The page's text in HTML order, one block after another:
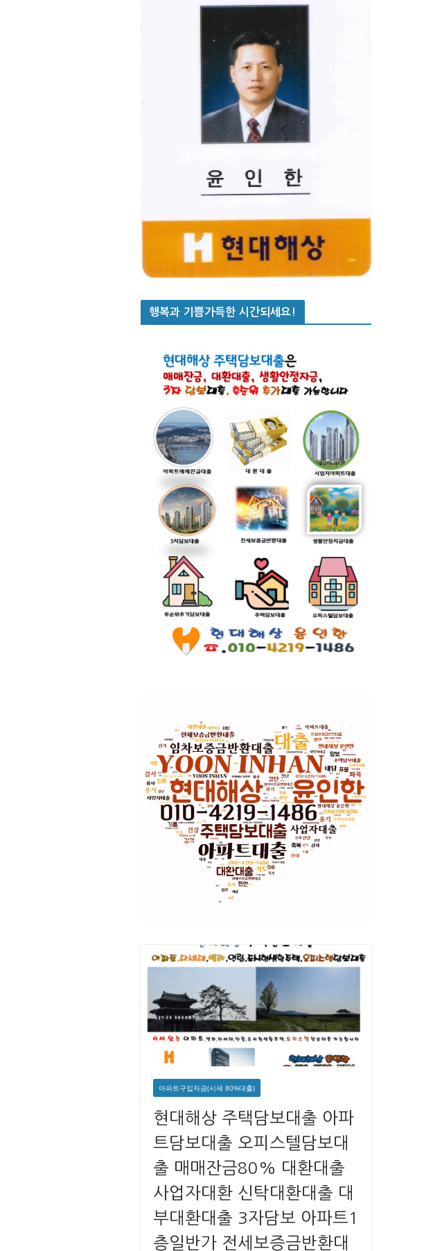
행복과 기쁨가득한 시간되세요!
아파트구입자금(시세 80%대출)
현대해상 주택담보대출 아파
트담보대출 오피스텔담보대
출 매매잔금80% 대환대출
사업자대환 신탁대환대출 대
부대환대출 3자담보 아파트1
층일반가 전세보증금반환대